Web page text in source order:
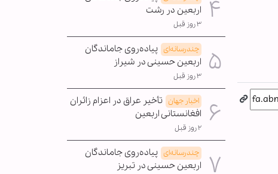
اربعین در رشت
۳ روز قبل
چندرسانه‌ای پیاده‌روی جاماندگان
اربعین حسینی در شیراز
۳ روز قبل
اخبار جهان تأخیر عراق در اعزام زائران
افغانستانی اربعین
۲ روز قبل
چندرسانه‌ای پیاده‌روی جاماندگان
اربعین حسینی در تبریز